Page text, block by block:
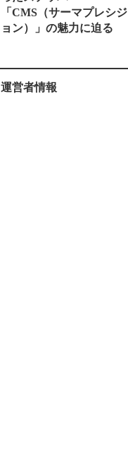
「CMS（サーマプレシジ
ョン）」の魅力に迫る
運営者情報